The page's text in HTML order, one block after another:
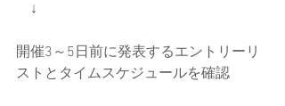
↓
開催3～5日前に発表するエントリーリ
ストとタイムスケジュールを確認